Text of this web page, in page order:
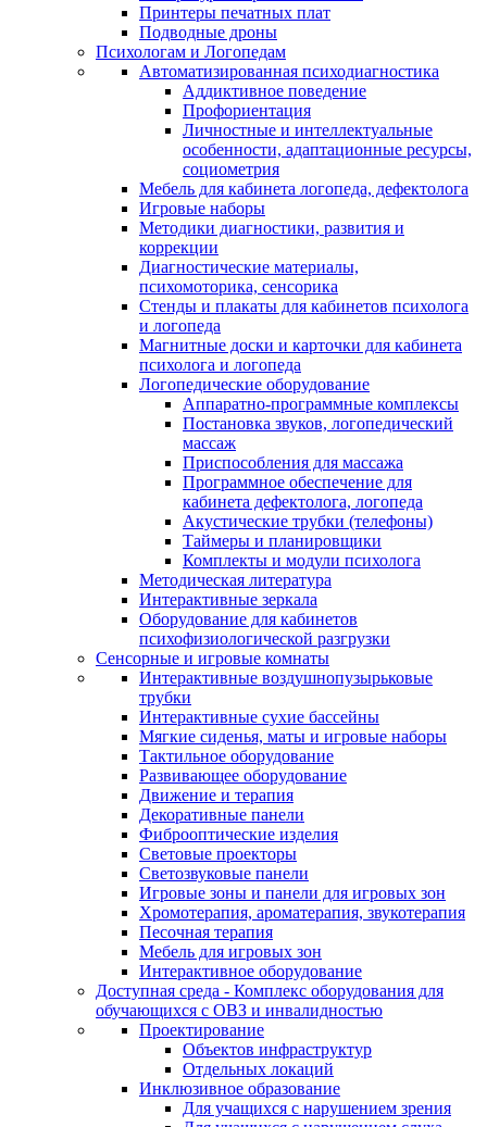
Принтеры печатных плат
Подводные дроны
Психологам и Логопедам
Автоматизированная психодиагностика
Аддиктивное поведение
Профориентация
Личностные и интеллектуальные
особенности, адаптационные ресурсы,
социометрия
Мебель для кабинета логопеда, дефектолога
Игровые наборы
Методики диагностики, развития и
коррекции
Диагностические материалы,
психомоторика, сенсорика
Стенды и плакаты для кабинетов психолога
и логопеда
Магнитные доски и карточки для кабинета
психолога и логопеда
Логопедические оборудование
Аппаратно-программные комплексы
Постановка звуков, логопедический
массаж
Приспособления для массажа
Программное обеспечение для
кабинета дефектолога, логопеда
Акустические трубки (телефоны)
Таймеры и планировщики
Комплекты и модули психолога
Методическая литература
Интерактивные зеркала
Оборудование для кабинетов
психофизиологической разгрузки
Сенсорные и игровые комнаты
Интерактивные воздушнопузырьковые
трубки
Интерактивные сухие бассейны
Мягкие сиденья, маты и игровые наборы
Тактильное оборудование
Развивающее оборудование
Движение и терапия
Декоративные панели
Фиброоптические изделия
Световые проекторы
Светозвуковые панели
Игровые зоны и панели для игровых зон
Хромотерапия, ароматерапия, звукотерапия
Песочная терапия
Мебель для игровых зон
Интерактивное оборудование
Доступная среда - Комплекс оборудования для
обучающихся с ОВЗ и инвалидностью
Проектирование
Объектов инфраструктур
Отдельных локаций
Инклюзивное образование
Для учащихся с нарушением зрения